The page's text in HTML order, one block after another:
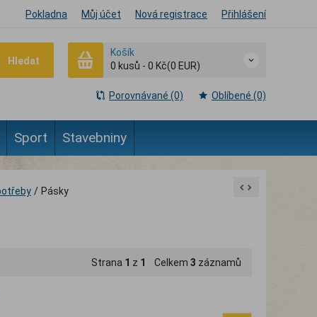
Pokladna Můj účet Nová registrace Přihlášení
Hledat
Košík
0 kusů - 0 Kč(0 EUR)
Porovnávané (0) Oblíbené (0)
Sport Stavebniny
/ Pásky
Strana 1 z 1 Celkem 3 záznamů